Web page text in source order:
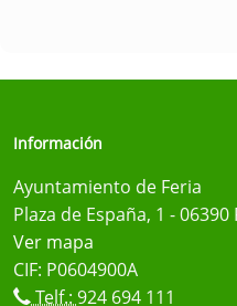
Información
Ayuntamiento de Feria
Plaza de España, 1 - 06390
Ver mapa
CIF: P0604900A
Telf.: 924 694 111